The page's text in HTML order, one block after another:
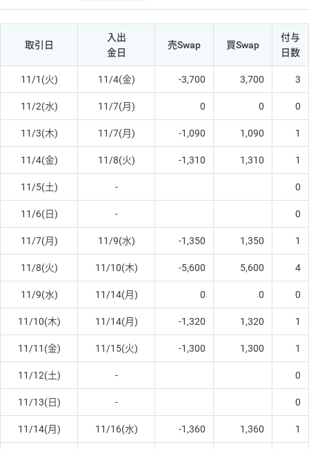
取引日
入出
金日
売Swap 買Swap
付与
日数
11/1(火) 11/4(金) -3,700 3,700 3
11/2(水) 11/7(月) 0 0 0
11/3(木) 11/7(月) -1,090 1,090 1
11/4(金) 11/8(火) -1,310 1,310 1
11/5(土) - 0
11/6(日) - 0
11/7(月) 11/9(水) -1,350 1,350 1
11/8(火) 11/10(木) -5,600 5,600 4
11/9(水) 11/14(月) 0 0 0
11/10(木) 11/14(月) -1,320 1,320 1
11/11(金) 11/15(火) -1,300 1,300 1
11/12(土) - 0
11/13(日) - 0
11/14(月) 11/16(水) -1,360 1,360 1